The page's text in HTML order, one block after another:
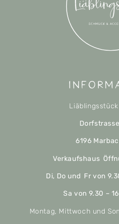
Liäblingsstück
6196
Verkaufshaus
Di, Do und Fr von
Sa von 9.30 –
Montag, Mittwoch und